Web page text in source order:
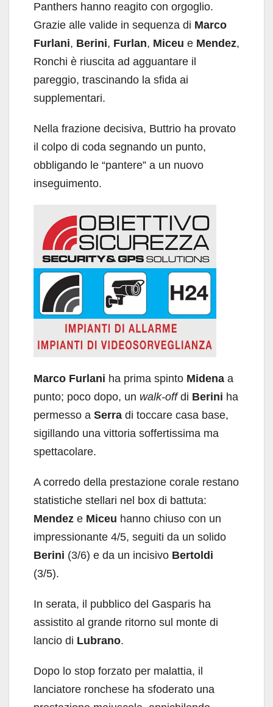
Panthers hanno reagito con orgoglio.
Grazie alle valide in sequenza di Marco
Furlani, Berini, Furlan, Miceu e Mendez,
Ronchi è riuscita ad agguantare il
pareggio, trascinando la sfida ai
supplementari.
Nella frazione decisiva, Buttrio ha provato
il colpo di coda segnando un punto,
obbligando le “pantere” a un nuovo
inseguimento.
Marco Furlani ha prima spinto Midena a
punto; poco dopo, un walk-offdi Berini ha
permesso a Serra di toccare casa base,
sigillando una vittoria soffertissima ma
spettacolare.
A corredo della prestazione corale restano
statistiche stellari nel box di battuta:
Mendez e Miceu hanno chiuso con un
impressionante 4/5, seguiti da un solido
Berini (3/6) e da un incisivo Bertoldi
(3/5).
In serata, il pubblico del Gasparis ha
assistito al grande ritorno sul monte di
lancio di Lubrano.
Dopo lo stop forzato per malattia, il
lanciatore ronchese ha sfoderato una